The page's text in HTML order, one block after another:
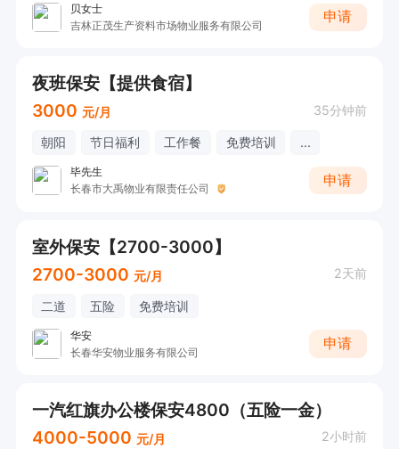
贝女士
吉林正茂生产资料市场物业服务有限公司
申请
夜班保安【提供食宿】
3000 元/月 35分钟前
朝阳 节日福利 工作餐 免费培训 ...
毕先生
长春市大禹物业有限责任公司
申请
室外保安【2700-3000】
2700-3000 元/月 2天前
二道 五险 免费培训
华安
长春华安物业服务有限公司
申请
一汽红旗办公楼保安4800（五险一金）
4000-5000 元/月 2小时前